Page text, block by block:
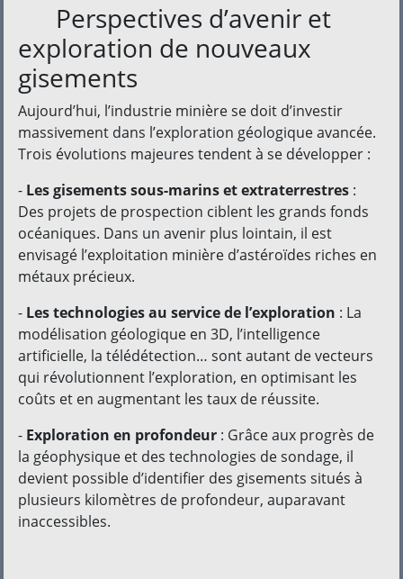
Perspectives d’avenir et
exploration de nouveaux
gisements
Aujourd’hui, l’industrie minière se doit d’investir
massivement dans l’exploration géologique avancée.
Trois évolutions majeures tendent à se développer :
- Les gisements sous-marins et extraterrestres :
Des projets de prospection ciblent les grands fonds
océaniques. Dans un avenir plus lointain, il est
envisagé l’exploitation minière d’astéroïdes riches en
métaux précieux.
- Les technologies au service de l’exploration : La
modélisation géologique en 3D, l’intelligence
artificielle, la télédétection… sont autant de vecteurs
qui révolutionnent l’exploration, en optimisant les
coûts et en augmentant les taux de réussite.
- Exploration en profondeur : Grâce aux progrès de
la géophysique et des technologies de sondage, il
devient possible d’identifier des gisements situés à
plusieurs kilomètres de profondeur, auparavant
inaccessibles.